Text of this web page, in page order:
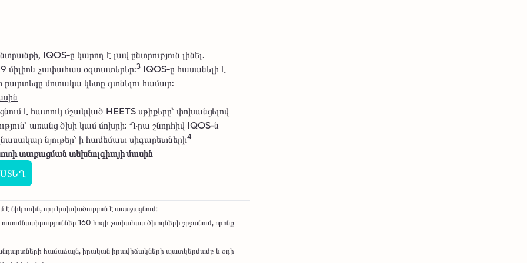
IQOS-ը կարող է լավ ընտրություն լինել.
միլիոն չափահաս օգտատերեր:3 IQOS-ը հասանելի է
քարտեզըմոտակա կետը գտնելու համար:
է հատուկ մշակված HEETS սթիքերը՝ փոխանցելով
առանց ծխի կամ մոխրի: Դրա շնորհիվ IQOS-ն
նյութեր՝ ի համեմատ սիգարետների4
տաքացման տեխնոլգիայի մասին
նիկոտին, որը կախվածություն է առաջացնում։
160 հոգի չափահաս ծխողների շրջանում, որոնք
համաձայն, իրական իրավիճակների պատկերմամբ և օդի